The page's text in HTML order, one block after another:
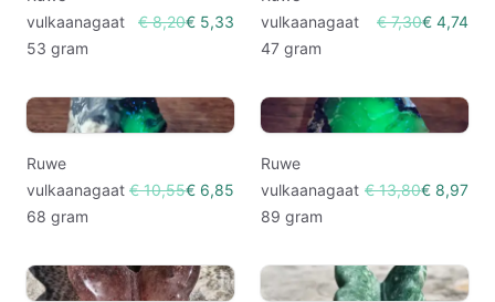
vulkaanagaat
53 gram
€ 8,20€ 5,33
vulkaanagaat
47 gram
€ 7,30€ 4,74
Ruwe
vulkaanagaat
68 gram
€ 10,55€ 6,85
Ruwe
vulkaanagaat
89 gram
€ 13,80€ 8,97